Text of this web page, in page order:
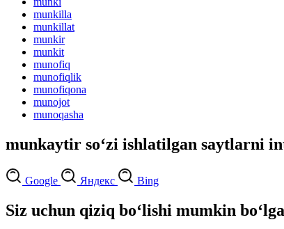
munkilla
munkillat
munkir
munkit
munofiq
munofiqlik
munofiqona
munojot
munoqasha
munkaytir so‘zi ishlatilgan saytlarni
Google Яндекс Bing
Siz uchun qiziq bo‘lishi mumkin